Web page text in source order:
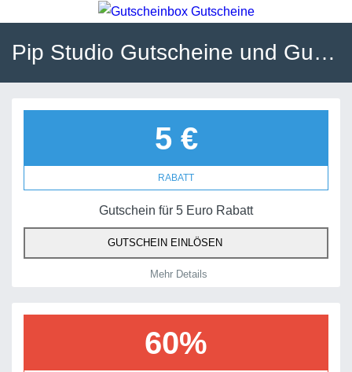
5 €
RABATT
Gutschein für 5 Euro Rabatt
GUTSCHEIN EINLÖSEN
Mehr Details
60%